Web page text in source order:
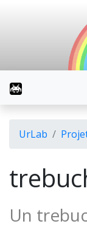
UrLab
Un